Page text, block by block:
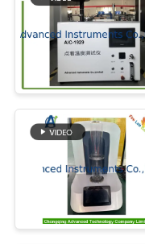
PRIVACY
POLICY